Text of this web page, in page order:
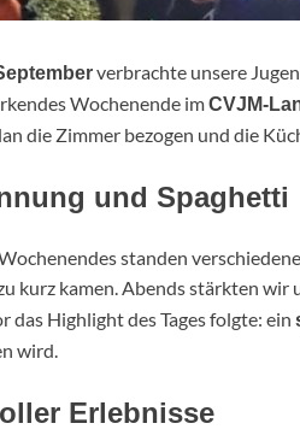
verbrachte unsere
Wochenende imCVJM-
die Zimmer bezogen und die
und Spaghetti
standen
kurz kamen. Abends stärkten wir
das Highlight des Tages folgte: ein
wird.
Erlebnisse